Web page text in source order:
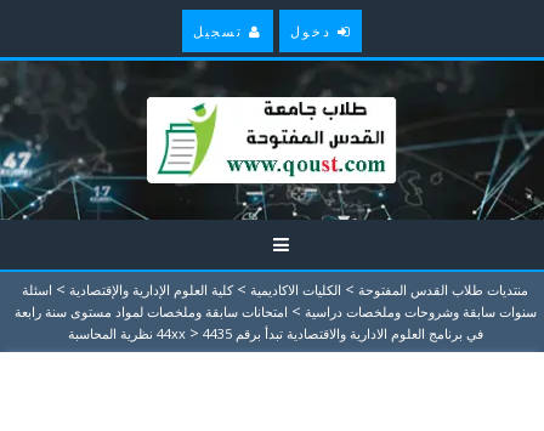
دخول تسجيل
منتديات طلاب القدس المفتوحة > الكليات الاكاديمية > كلية العلوم الإدارية والإقتصادية > اسئلة
سنوات سابقة وشروحات وملخصات دراسية > امتحانات سابقة وملخصات لمواد مستوى سنة رابعة
في برنامج العلوم الادارية والاقتصادية تبدأ برقم 44xx
> 4435 نظرية المحاسبة